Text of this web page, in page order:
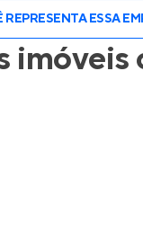
REPRESENTA ESSA
imóveis